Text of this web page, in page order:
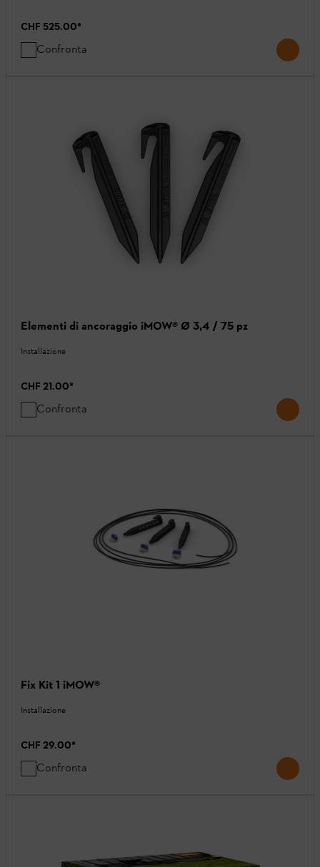
CHF 525.00*
Confronta
Elementi di ancoraggio iMOW® Ø 3,4 / 75 pz
Installazione
CHF 21.00*
Confronta
Fix Kit 1 iMOW®
Installazione
CHF 29.00*
Confronta